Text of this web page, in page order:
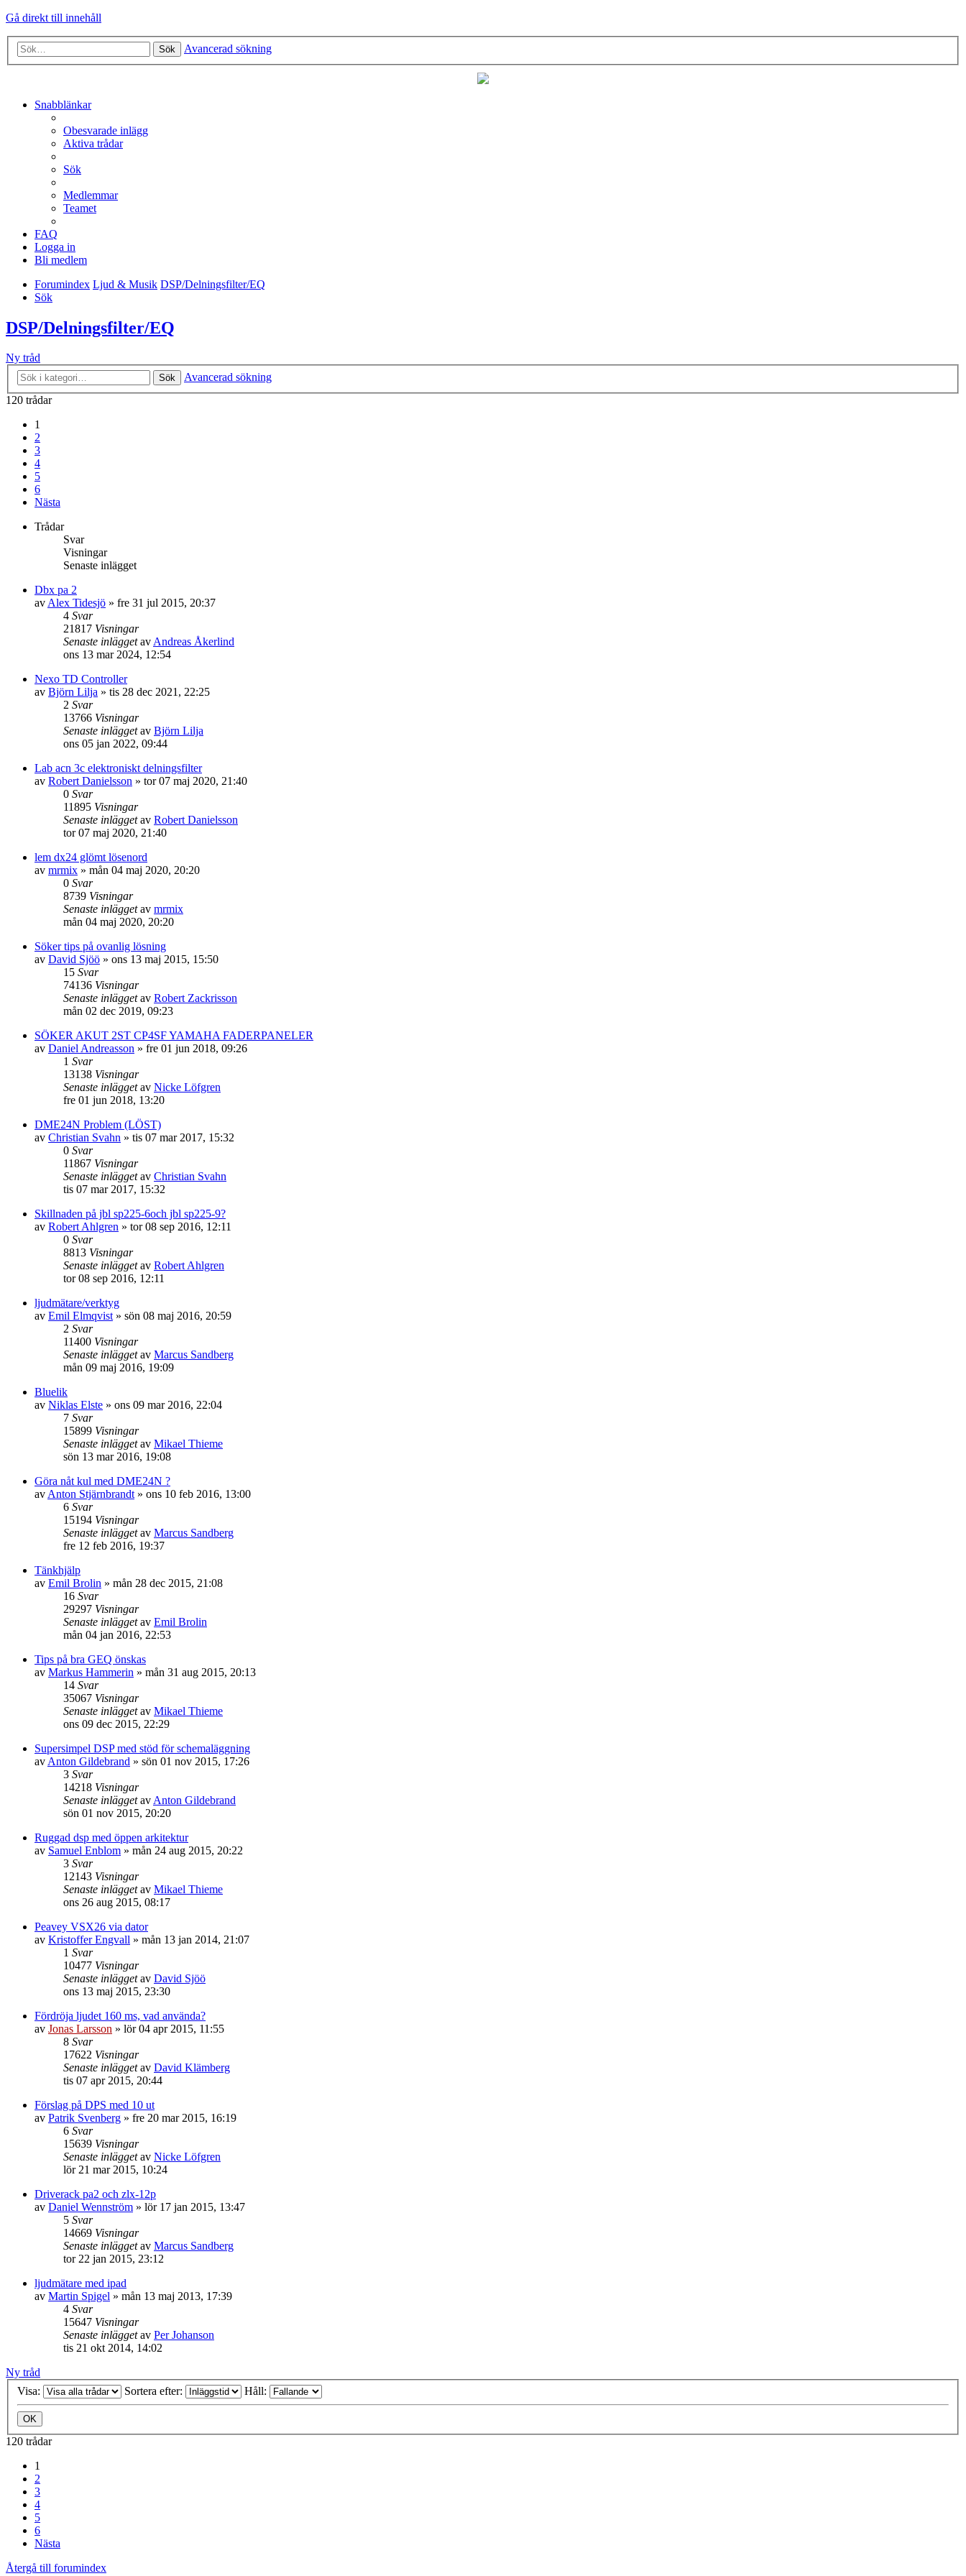
Gå direkt till innehåll
Sök Avancerad sökning
Snabblänkar
Obesvarade inlägg
Aktiva trådar
Sök
Medlemmar
Teamet
FAQ
Logga in
Bli medlem
Forumindex Ljud & Musik DSP/Delningsfilter/EQ
Sök
DSP/Delningsfilter/EQ
Ny tråd
Sök
Avancerad sökning
120 trådar
1
2
3
4
5
6
Nästa
Trådar
Svar
Visningar
Senaste inlägget
Dbx pa 2
av Alex Tidesjö » fre 31 jul 2015, 20:37
4 Svar
21817 Visningar
Senaste inläggetav Andreas Åkerlind
ons 13 mar 2024, 12:54
Nexo TD Controller
av Björn Lilja » tis 28 dec 2021, 22:25
2 Svar
13766 Visningar
Senaste inläggetav Björn Lilja
ons 05 jan 2022, 09:44
Lab acn 3c elektroniskt delningsfilter
av Robert Danielsson » tor 07 maj 2020, 21:40
0 Svar
11895 Visningar
Senaste inläggetav Robert Danielsson
tor 07 maj 2020, 21:40
lem dx24 glömt lösenord
av mrmix » mån 04 maj 2020, 20:20
0 Svar
8739 Visningar
Senaste inläggetav mrmix
mån 04 maj 2020, 20:20
Söker tips på ovanlig lösning
av David Sjöö » ons 13 maj 2015, 15:50
15 Svar
74136 Visningar
Senaste inläggetav Robert Zackrisson
mån 02 dec 2019, 09:23
SÖKER AKUT 2ST CP4SF YAMAHA FADERPANELER
av Daniel Andreasson » fre 01 jun 2018, 09:26
1 Svar
13138 Visningar
Senaste inläggetav Nicke Löfgren
fre 01 jun 2018, 13:20
DME24N Problem (LÖST)
av Christian Svahn » tis 07 mar 2017, 15:32
0 Svar
11867 Visningar
Senaste inläggetav Christian Svahn
tis 07 mar 2017, 15:32
Skillnaden på jbl sp225-6och jbl sp225-9?
av Robert Ahlgren » tor 08 sep 2016, 12:11
0 Svar
8813 Visningar
Senaste inläggetav Robert Ahlgren
tor 08 sep 2016, 12:11
ljudmätare/verktyg
av Emil Elmqvist » sön 08 maj 2016, 20:59
2 Svar
11400 Visningar
Senaste inläggetav Marcus Sandberg
mån 09 maj 2016, 19:09
Bluelik
av Niklas Elste » ons 09 mar 2016, 22:04
7 Svar
15899 Visningar
Senaste inläggetav Mikael Thieme
sön 13 mar 2016, 19:08
Göra nåt kul med DME24N ?
av Anton Stjärnbrandt » ons 10 feb 2016, 13:00
6 Svar
15194 Visningar
Senaste inläggetav Marcus Sandberg
fre 12 feb 2016, 19:37
Tänkhjälp
av Emil Brolin » mån 28 dec 2015, 21:08
16 Svar
29297 Visningar
Senaste inläggetav Emil Brolin
mån 04 jan 2016, 22:53
Tips på bra GEQ önskas
av Markus Hammerin » mån 31 aug 2015, 20:13
14 Svar
35067 Visningar
Senaste inläggetav Mikael Thieme
ons 09 dec 2015, 22:29
Supersimpel DSP med stöd för schemaläggning
av Anton Gildebrand » sön 01 nov 2015, 17:26
3 Svar
14218 Visningar
Senaste inläggetav Anton Gildebrand
sön 01 nov 2015, 20:20
Ruggad dsp med öppen arkitektur
av Samuel Enblom » mån 24 aug 2015, 20:22
3 Svar
12143 Visningar
Senaste inläggetav Mikael Thieme
ons 26 aug 2015, 08:17
Peavey VSX26 via dator
av Kristoffer Engvall » mån 13 jan 2014, 21:07
1 Svar
10477 Visningar
Senaste inläggetav David Sjöö
ons 13 maj 2015, 23:30
Fördröja ljudet 160 ms, vad använda?
av Jonas Larsson » lör 04 apr 2015, 11:55
8 Svar
17622 Visningar
Senaste inläggetav David Klämberg
tis 07 apr 2015, 20:44
Förslag på DPS med 10 ut
av Patrik Svenberg » fre 20 mar 2015, 16:19
6 Svar
15639 Visningar
Senaste inläggetav Nicke Löfgren
lör 21 mar 2015, 10:24
Driverack pa2 och zlx-12p
av Daniel Wennström » lör 17 jan 2015, 13:47
5 Svar
14669 Visningar
Senaste inläggetav Marcus Sandberg
tor 22 jan 2015, 23:12
ljudmätare med ipad
av Martin Spigel » mån 13 maj 2013, 17:39
4 Svar
15647 Visningar
Senaste inläggetav Per Johanson
tis 21 okt 2014, 14:02
Ny tråd
Visa:
Sortera efter: Håll:
120 trådar
1
2
3
4
5
6
Nästa
Återgå till forumindex